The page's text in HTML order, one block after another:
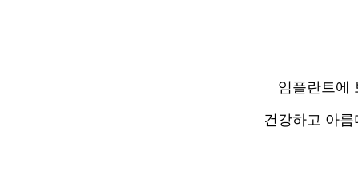
임플란트에
건강하고 아